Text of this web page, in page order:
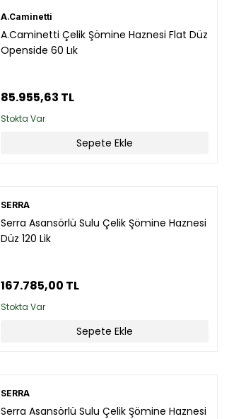
A.Caminetti
A.Caminetti Çelik Şömine Haznesi Flat Düz
Openside 60 Lık
85.955,63 TL
Stokta Var
Sepete Ekle
SERRA
Serra Asansörlü Sulu Çelik Şömine Haznesi
Düz 120 Lik
167.785,00 TL
Stokta Var
Sepete Ekle
SERRA
Serra Asansörlü Sulu Çelik Şömine Haznesi